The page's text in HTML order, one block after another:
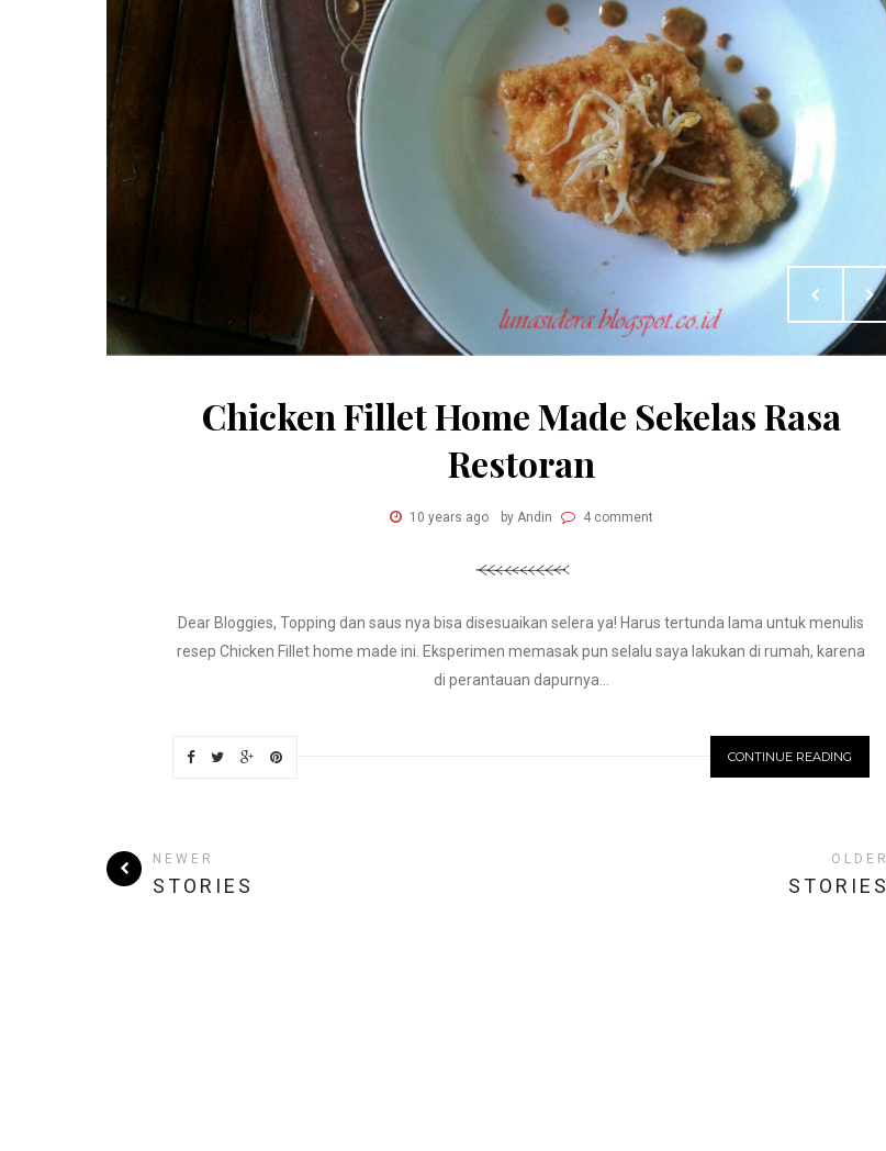
Chicken Fillet Home Made Sekelas Rasa
Restoran
10 years ago by Andin 4 comment
Dear Bloggies, Topping dan saus nya bisa disesuaikan selera ya! Harus tertunda lama untuk menulis
resep Chicken Fillet home made ini. Eksperimen memasak pun selalu saya lakukan di rumah, karena
di perantauan dapurnya...
CONTINUE READING
NEWER
STORIES
OLDER
STORIES